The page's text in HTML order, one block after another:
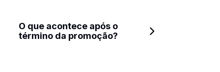
O que acontece após o
término da promoção?